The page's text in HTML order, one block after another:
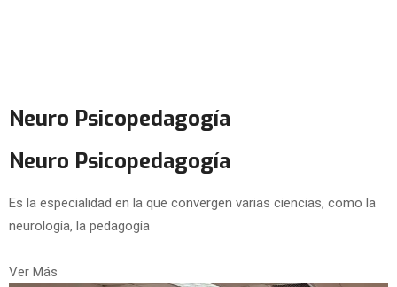
Neuro Psicopedagogía
Neuro Psicopedagogía
Es la especialidad en la que convergen varias ciencias, como la
neurología, la pedagogía
Ver Más